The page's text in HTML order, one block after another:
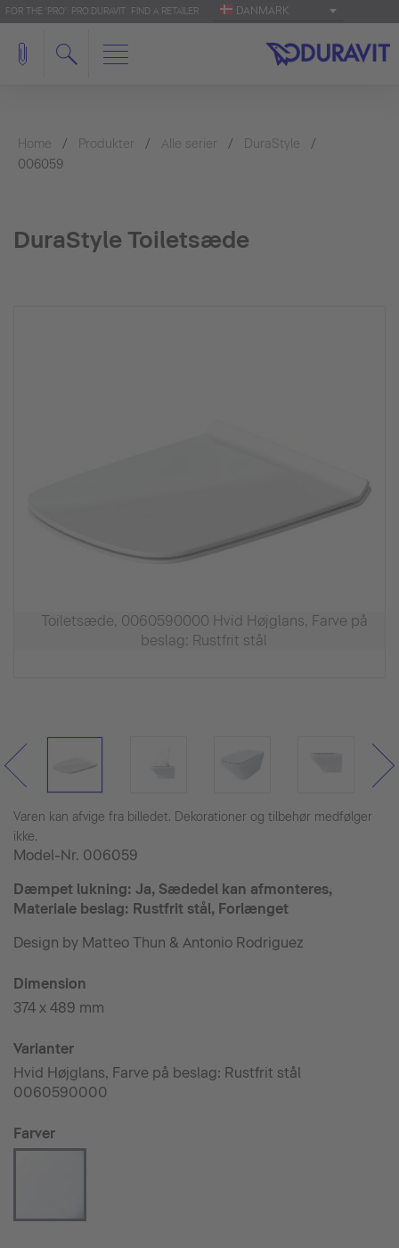
FOR THE 'PRO': PRO.DURAVIT FIND A RETAILER DANMARK
Home Produkter Alle serier
DuraStyle
006059
DuraStyle Toiletsæde
Toiletsæde, 0060590000 Hvid Højglans, Farve på
beslag: Rustfrit stål
Varen kan afvige fra billedet. Dekorationer og tilbehør medfølger
ikke.
Model-Nr. 006059
Dæmpet lukning: Ja, Sædedel kan afmonteres,
Materiale beslag: Rustfrit stål, Forlænget
Design by Matteo Thun & Antonio Rodriguez
Dimension
374 x 489 mm
Varianter
Hvid Højglans, Farve på beslag: Rustfrit stål
0060590000
Farver